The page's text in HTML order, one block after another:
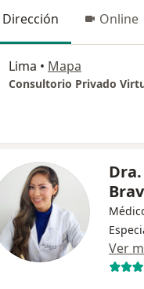
Dirección Online
Lima • Mapa
Consultorio Privado
Ver